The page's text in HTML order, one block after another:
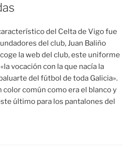
del Celta de Vigo fue
del club, Juan Baliño
la web del club, este uniforme
vocación con la que nacía la
del fútbol de toda Galicia».
color común como era el blanco y
último para los pantalones del